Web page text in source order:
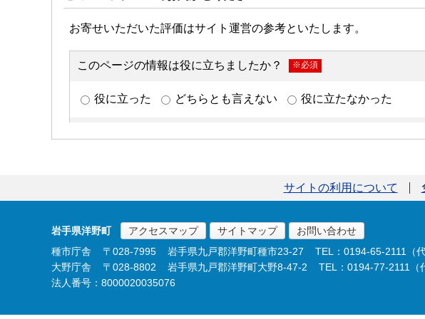
サイトの利用について
岩手県洋野町 アクセスマップ サイトマップ
お問い合わせ
種市庁舎
〒028-7995 岩手県九戸郡洋野町種市23-27
TEL：0194-65-2111（代
大野庁舎
〒028-8802 岩手県九戸郡洋野町大野8-47-2
TEL：0194-77-2111（
法人番号：8000020035076